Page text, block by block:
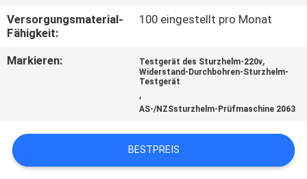
VERBINDUNG
SIE EIN
ZITAT
Versorgungsmaterial-
Fähigkeit:
100 eingestellt pro Monat
Markieren: Testgerät des Sturzhelm-220v,
Widerstand-Durchbohren-Sturzhelm-
Testgerät
,
AS-/NZSsturzhelm-Prüfmaschine 2063
BESTPREIS